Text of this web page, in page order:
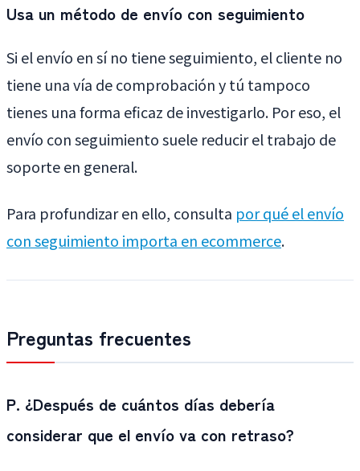
Usa un método de envío con seguimiento
Si el envío en sí no tiene seguimiento, el cliente no
tiene una vía de comprobación y tú tampoco
tienes una forma eficaz de investigarlo. Por eso, el
envío con seguimiento suele reducir el trabajo de
soporte en general.
Para profundizar en ello, consulta por qué el envío
con seguimiento importa en ecommerce.
Preguntas frecuentes
P. ¿Después de cuántos días debería
considerar que el envío va con retraso?